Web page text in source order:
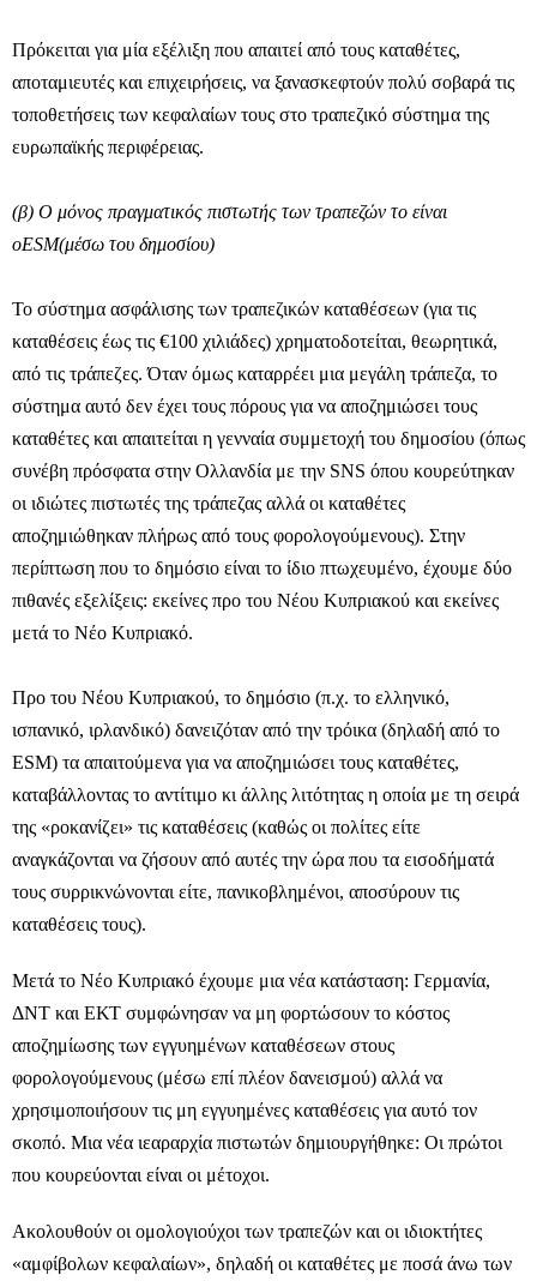
Πρόκειται για μία εξέλιξη που απαιτεί από τους καταθέτες,
αποταμιευτές και επιχειρήσεις, να ξανασκεφτούν πολύ σοβαρά τις
τοποθετήσεις των κεφαλαίων τους στο τραπεζικό σύστημα της
ευρωπαϊκής περιφέρειας.
(β) Ο μόνος πραγματικός πιστωτής των τραπεζών το είναι
οESM(μέσω του δημοσίου)
Το σύστημα ασφάλισης των τραπεζικών καταθέσεων (για τις
καταθέσεις έως τις €100 χιλιάδες) χρηματοδοτείται, θεωρητικά,
από τις τράπεζες. Όταν όμως καταρρέει μια μεγάλη τράπεζα, το
σύστημα αυτό δεν έχει τους πόρους για να αποζημιώσει τους
καταθέτες και απαιτείται η γενναία συμμετοχή του δημοσίου (όπως
συνέβη πρόσφατα στην Ολλανδία με την SNS όπου κουρεύτηκαν
οι ιδιώτες πιστωτές της τράπεζας αλλά οι καταθέτες
αποζημιώθηκαν πλήρως από τους φορολογούμενους). Στην
περίπτωση που το δημόσιο είναι το ίδιο πτωχευμένο, έχουμε δύο
πιθανές εξελίξεις: εκείνες προ του Νέου Κυπριακού και εκείνες
μετά το Νέο Κυπριακό.
Προ του Νέου Κυπριακού, το δημόσιο (π.χ. το ελληνικό,
ισπανικό, ιρλανδικό) δανειζόταν από την τρόικα (δηλαδή από το
ESM) τα απαιτούμενα για να αποζημιώσει τους καταθέτες,
καταβάλλοντας το αντίτιμο κι άλλης λιτότητας η οποία με τη σειρά
της «ροκανίζει» τις καταθέσεις (καθώς οι πολίτες είτε
αναγκάζονται να ζήσουν από αυτές την ώρα που τα εισοδήματά
τους συρρικνώνονται είτε, πανικοβλημένοι, αποσύρουν τις
καταθέσεις τους).
Μετά το Νέο Κυπριακό έχουμε μια νέα κατάσταση: Γερμανία,
ΔΝΤ και ΕΚΤ συμφώνησαν να μη φορτώσουν το κόστος
αποζημίωσης των εγγυημένων καταθέσεων στους
φορολογούμενους (μέσω επί πλέον δανεισμού) αλλά να
χρησιμοποιήσουν τις μη εγγυημένες καταθέσεις για αυτό τον
σκοπό. Μια νέα ιεαραρχία πιστωτών δημιουργήθηκε: Οι πρώτοι
που κουρεύονται είναι οι μέτοχοι.
Ακολουθούν οι ομολογιούχοι των τραπεζών και οι ιδιοκτήτες
«αμφίβολων κεφαλαίων», δηλαδή οι καταθέτες με ποσά άνω των